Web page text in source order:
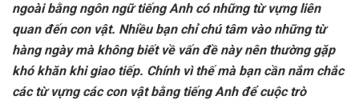
ngoài bằng ngôn ngữ tiếng Anh có những từ vựng liên
quan đến con vật. Nhiều bạn chỉ chú tâm vào những từ
hàng ngày mà không biết về vấn đề này nên thường gặp
khó khăn khi giao tiếp. Chính vì thế mà bạn cần nắm chắc
các từ vựng các con vật bằng tiếng Anh để cuộc trò